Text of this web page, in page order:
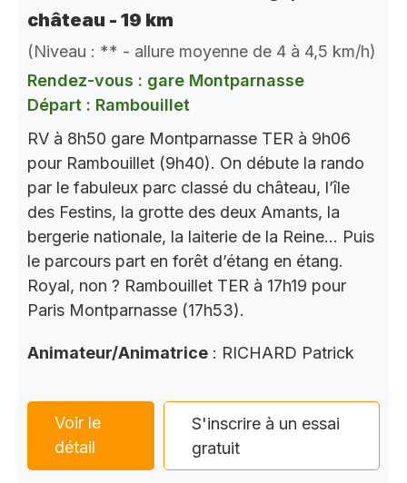
château - 19 km
(Niveau : ** - allure moyenne de 4 à 4,5 km/h)
Rendez-vous : gare Montparnasse
Départ : Rambouillet
RV à 8h50 gare Montparnasse TER à 9h06
pour Rambouillet (9h40). On débute la rando
par le fabuleux parc classé du château, l’île
des Festins, la grotte des deux Amants, la
bergerie nationale, la laiterie de la Reine… Puis
le parcours part en forêt d’étang en étang.
Royal, non ? Rambouillet TER à 17h19 pour
Paris Montparnasse (17h53).
Animateur/Animatrice : RICHARD Patrick
Voir le
détail
S'inscrire à un essai
gratuit